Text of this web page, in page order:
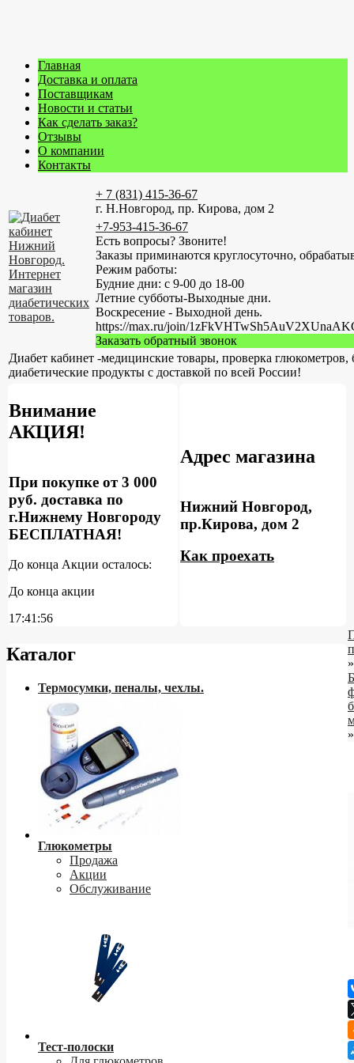
Главная
Доставка и оплата
Поставщикам
Новости и статьи
Как сделать заказ?
Отзывы
О компании
Контакты
+ 7 (831) 415-36-67
г. Н.Новгород, пр. Кирова, дом 2
+7-953-415-36-67
Есть вопросы? Звоните!
Заказы приминаются круглосуточно,
Режим работы:
Будние дни: с 9-00 до 18-00
Летние субботы-Выходные дни.
Воскресение - Выходной день.
https://max.ru/join/
Заказать обратный звонок
Диабет кабинет -медицинские товары, проверка глюкометров,
диабетические продукты с доставкой по всей России!
Внимание
АКЦИЯ!
При покупке от 3 000
руб. доставка по
г.Нижнему Новгороду
БЕСПЛАТНАЯ!
До конца Акции осталось:
До конца акции
17:41:55
Адрес магазина
Нижний Новгород,
пр.Кирова, дом 2
Как проехать
Каталог
Термосумки, пеналы, чехлы.
Глюкометры
Продажа
Акции
Обслуживание
Тест-полоски
»
»